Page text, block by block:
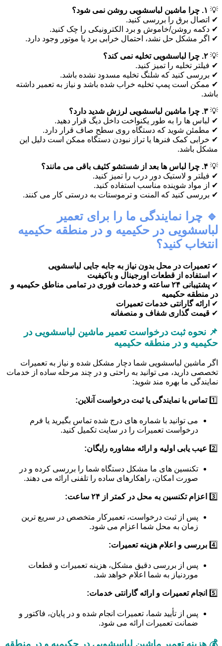
💡 ۱. چرا ماشین لباسشویی روشن نمی شود؟
✔ اتصال برق را بررسی کنید.
✔ دکمه روشن/خاموش و برد الکترونیکی را چک کنید.
✔ اگر مشکل حل نشد، احتمال خرابی برد یا موتور وجود دارد.
💡 ۲. چرا لباسشویی تخلیه نمی کند؟
✔ فیلتر تخلیه را تمیز کنید.
✔ بررسی کنید که شلنگ تخلیه مسدود نشده باشد.
✔ ممکن است پمپ تخلیه خراب شده باشد و نیاز به تعمیر داشته
باشد.
💡 ۳. چرا ماشین لباسشویی لرزش شدید دارد؟
✔ لباس ها را به طور یکنواخت داخل دیگ قرار دهید.
✔ مطمئن شوید که دستگاه روی سطح صاف قرار دارد.
✔ خرابی کمک فنرها یا تراز نبودن دستگاه ممکن است دلیل این
مشکل باشد.
💡 ۴. چرا لباس ها بعد از شستشو کثیف باقی می مانند؟
✔ فیلتر و لاستیک دور درب را تمیز کنید.
✔ از مواد شوینده مناسب استفاده کنید.
✔ بررسی کنید که المنت و ترموستات به درستی کار می کنند.
🔹 چرا نمایندگی ما را برای تعمیر
لباسشویی در حکیمیه و در منطقه حکیمیه
انتخاب کنید؟
✔تعمیرات در محل بدون نیاز به جابه جایی لباسشویی
✔ استفاده از قطعات اورجینال و باکیفیت
✔
پشتیبانی ۲۴ ساعته و خدمات فوری در تمامی مناطق حکیمیه و
در منطقه حکیمیه
✔ ارائه گارانتی خدمات تعمیرات
✔ قیمت گذاری شفاف و منصفانه
📌 نحوه ثبت درخواست تعمیر ماشین لباسشویی در
حکیمیه و در منطقه حکیمیه
اگر ماشین لباسشویی شما دچار مشکل شده و نیاز به تعمیرات
تخصصی دارید، می توانید به راحتی و در چند مرحله ساده از خدمات
نمایندگی ما بهره مند شوید:
1️⃣ تماس با نمایندگی یا ثبت درخواست آنلاین:
می توانید با شماره های درج شده تماس بگیرید یا فرم
درخواست تعمیرات را در سایت تکمیل کنید.
2️⃣ عیب یابی اولیه و ارائه مشاوره رایگان:
تکنسین های ما مشکل دستگاه شما را بررسی کرده و در
صورت امکان، راهکارهای ساده را تلفنی ارائه می دهند.
3️⃣ اعزام تکنسین به محل در کمتر از ۲۴ ساعت:
پس از ثبت درخواست، تعمیرکار متخصص در سریع ترین
زمان به محل شما اعزام می شود.
4️⃣ بررسی و اعلام هزینه تعمیرات:
پس از بررسی دقیق مشکل، هزینه تعمیرات و قطعات
موردنیاز به شما اعلام خواهد شد.
5️⃣ انجام تعمیرات و ارائه گارانتی خدمات:
پس از تأیید شما، تعمیرات انجام شده و در پایان، فاکتور و
ضمانت تعمیرات ارائه می شود.
💰 هزینه تعمیر ماشین لباسشویی در حکیمیه و در منطقه